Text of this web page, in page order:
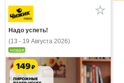
Надо успеть!
(13 - 19 Августа 2026)
новая